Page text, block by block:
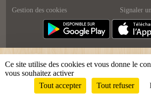
Gestion des cookies
Signaler
Envie de participer ?
Ce site utilise des cookies et vous donne le
vous souhaitez activer
Tout accepter
Tout refuser